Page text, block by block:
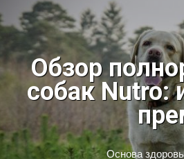
Обзор
собак Nutro:
Основа